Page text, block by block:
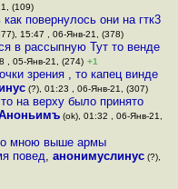
(109)
повернулось они на гтк3
15:47 , 06-Янв-21, (378)
в рассыпную Тут то венде
, 05-Янв-21, (274) +1
зрения , то капец винде
(?), 01:23 , 06-Янв-21, (307)
на верху было принято
(ok), 01:32 , 06-Янв-21,
мною выше армы
повед, анонимуслинус(?),